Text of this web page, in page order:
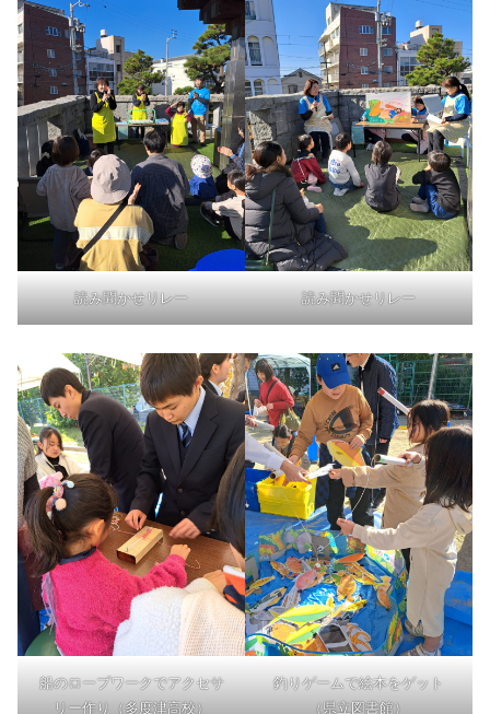
読み聞かせリレー 読み聞かせリレー
船のロープワークでアクセサ
リー作り（多度津高校）
釣りゲームで絵本をゲット
（県立図書館）